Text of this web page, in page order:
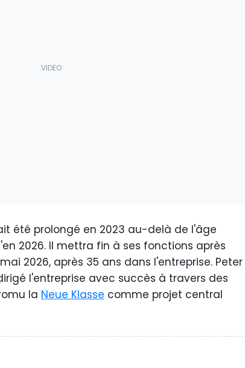
été prolongé en 2023 au-delà de l'âge
2026. Il mettra fin à ses fonctions après
2026, après 35 ans dans l'entreprise. Peter
l'entreprise avec succès à travers des
la Neue Klasse comme projet central